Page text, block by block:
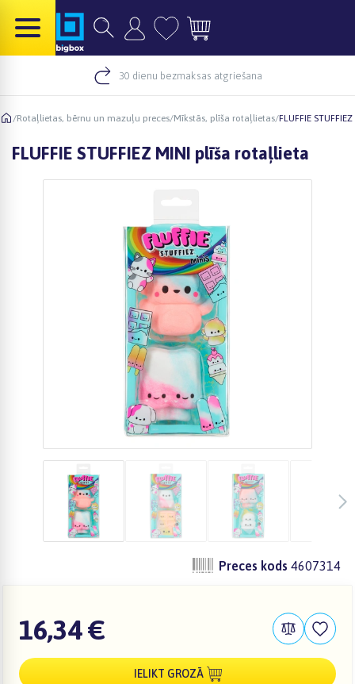
30 dienu bezmaksas atgriešana
/Rotaļlietas, bērnu un mazuļu preces/Mīkstās, plīša rotaļlietas/FLUFFIE
FLUFFIE STUFFIEZ MINI plīša rotaļlieta
Preces kods 4607314
16,34 €
IELIKT GROZĀ